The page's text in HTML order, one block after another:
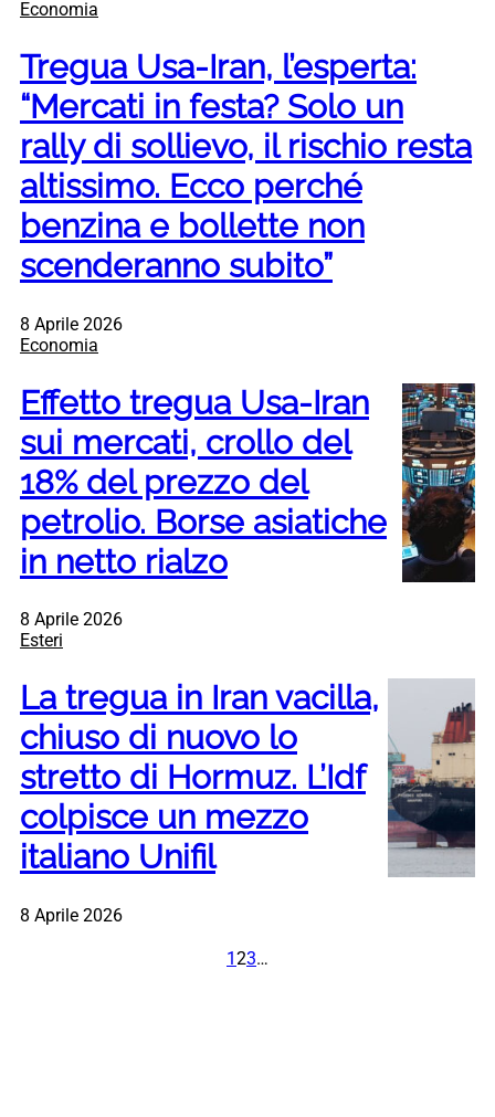
Economia
Tregua Usa-Iran, l’esperta:
“Mercati in festa? Solo un
rally di sollievo, il rischio resta
altissimo. Ecco perché
benzina e bollette non
scenderanno subito”
8 Aprile 2026
Economia
Effetto tregua Usa-Iran
sui mercati, crollo del
18% del prezzo del
petrolio. Borse asiatiche
in netto rialzo
8 Aprile 2026
Esteri
La tregua in Iran vacilla,
chiuso di nuovo lo
stretto di Hormuz. L’Idf
colpisce un mezzo
italiano Unifil
8 Aprile 2026
1 23…